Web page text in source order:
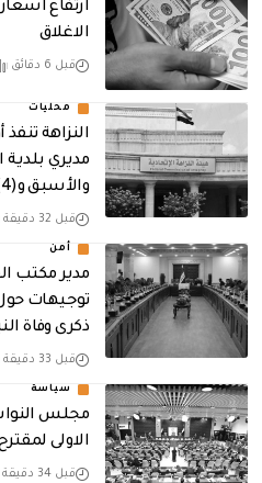
ارتفاع
الاغلاق
قبل 6 دقائق
محليات
النزاهة
مديري
والأسبق و(4) موظفين
قبل 32 دقيقة
أمن
مدير مكتب
توجيهات
ذكرى وفاة
قبل 33 دقيقة
سياسة
مجلس
الاولى
قبل 34 دقيقة